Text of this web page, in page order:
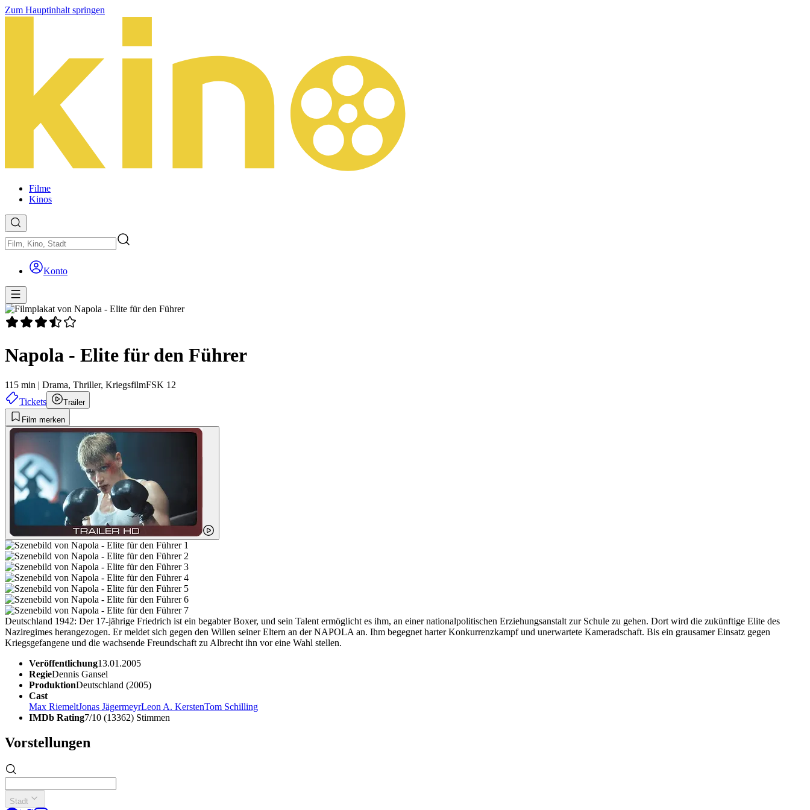
Zum Hauptinhalt springen
Filme
Kinos
Konto
Napola - Elite für den Führer
115 min | Drama, Thriller, KriegsfilmFSK 12
Tickets
Trailer
Film merken
Deutschland 1942: Der 17-jährige Friedrich ist ein begabter Boxer, und sein Talent ermöglicht es ihm, an einer nationalpolitischen Erziehungsanstalt zur Schule zu gehen. Dort wird die zukünftige Elite des
Naziregimes herangezogen. Er meldet sich gegen den Willen seiner Eltern an der NAPOLA an. Ihm begegnet harter Konkurrenzkampf und unerwartete Kameradschaft. Bis ein grausamer Einsatz gegen
Kriegsgefangene und die wachsende Freundschaft zu Albrecht ihn vor eine Wahl stellen.
Veröffentlichung13.01.2005
RegieDennis Gansel
ProduktionDeutschland (2005)
Cast
Max RiemeltJonas JägermeyrLeon A. KerstenTom Schilling
IMDb Rating7/10 (13362) Stimmen
Vorstellungen
Stadt